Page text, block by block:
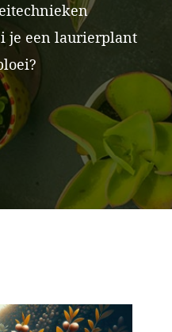
je een laurierplant